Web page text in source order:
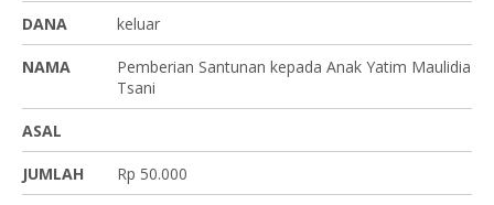
DANA keluar
NAMA
Pemberian Santunan kepada Anak Yatim Maulidia
Tsani
ASAL
JUMLAH Rp 50.000